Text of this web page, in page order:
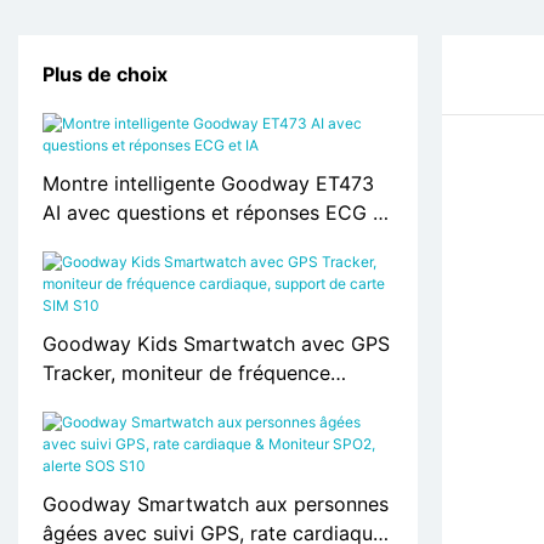
Plus de choix
Montre intelligente Goodway ET473
AI avec questions et réponses ECG et
Goodway Kids Smartwatch avec GPS
Tracker, moniteur de fréquence
Goodway Smartwatch aux personnes
âgées avec suivi GPS, rate cardiaque